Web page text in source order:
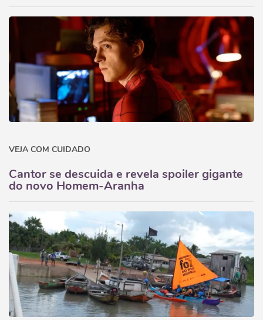
VEJA COM CUIDADO
Cantor se descuida e revela spoiler gigante
do novo Homem-Aranha